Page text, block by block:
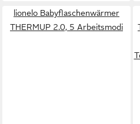
lionelo Babyflaschenwärmer
THERMUP 2.0, 5 Arbeitsmodi